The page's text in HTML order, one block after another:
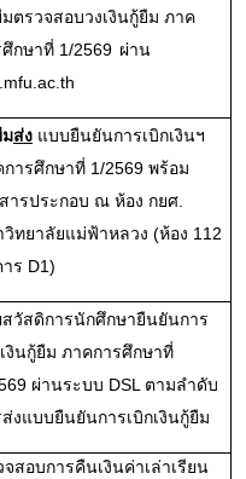
มตรวจสอบวงเงินกู้ยืม ภาค
ศึกษาที่ 1/2569 ผ่าน
มส่ง แบบยืนยันการเบิกเงินฯ
การศึกษาที่ 1/2569 พร้อม
สารประกอบ ณ ห้อง กยศ.
วิทยาลัยแม่ฟ้าหลวง (ห้อง 112
ร D1)
สวัสดิการนักศึกษายืนยันการ
เงินกู้ยืม ภาคการศึกษาที่
ผ่านระบบ DSL ตามลำดับ
ส่งแบบยืนยันการเบิกเงินกู้ยืม
สอบการคืนเงินค่าเล่าเรียน